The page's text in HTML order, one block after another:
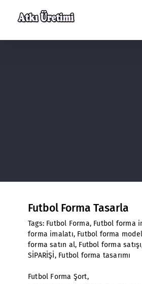
Futbol Forma Tasarla
Tags: Futbol Forma, Futbol forma
forma imalatı, Futbol forma
forma satın al, Futbol forma satışı
SİPARİŞİ, Futbol forma tasarımı
Futbol Forma Şort,